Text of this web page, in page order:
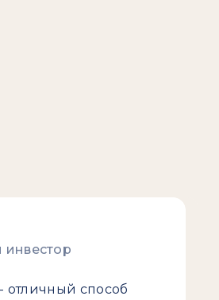
инвестор
отличный способ